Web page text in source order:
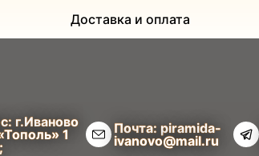
Доставка и оплата
г.Иваново
1
Почта: piramida-
ivanovo@mail.ru